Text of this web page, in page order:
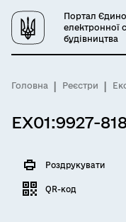
Портал
електронної
будівництва
Головна Реєстри
EX01:9927-
Роздрукувати
QR-код